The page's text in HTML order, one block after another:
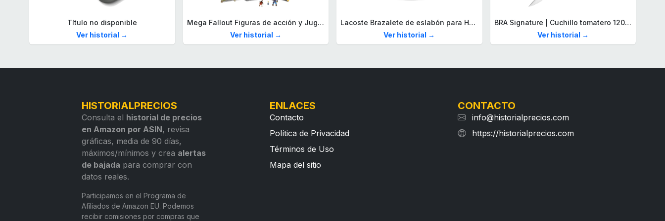
Título no disponible
Ver historial →
Mega Fallout Figuras de acción y Juguetes de construcción, Parada de Camiones Red Rocket con 824 Piezas, 2 Personajes articulados y Accesorios, para coleccionistas, HXT00
Ver historial →
Lacoste Brazalete de eslabón para Hombre Colección STENCIL de Acero inoxidable
Ver historial →
BRA Signature | Cuchillo tomatero 120 mm, Acero Inoxidable alemán forjado con Molibdeno Vanadio, Mango Remachado ABS, Diseño Ergonómico, Hoja 1,6 mm espesor
Ver historial →
HISTORIALPRECIOS
Consulta el historial de precios
en Amazon por ASIN, revisa
gráficas, media de 90 días,
máximos/mínimos y crea alertas
de bajada para comprar con
datos reales.
Participamos en el Programa de
Afiliados de Amazon EU. Podemos
recibir comisiones por compras que
ENLACES
Contacto
Política de Privacidad
Términos de Uso
Mapa del sitio
CONTACTO
info@historialprecios.com
https://historialprecios.com